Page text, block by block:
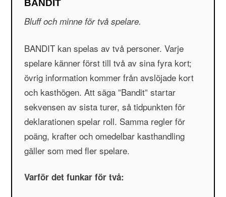
BANDIT
Bluff och minne för två spelare.
BANDIT kan spelas av två personer. Varje
spelare känner först till två av sina fyra kort;
övrig information kommer från avslöjade kort
och kasthögen. Att säga ”Bandit” startar
sekvensen av sista turer, så tidpunkten för
deklarationen spelar roll. Samma regler för
poäng, krafter och omedelbar kasthandling
gäller som med fler spelare.
Varför det funkar för två: